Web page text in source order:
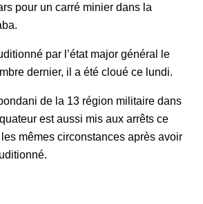
pour un carré minier dans la
par l’état major général le
dernier, il a été cloué ce lundi.
de la 13 région militaire dans
est aussi mis aux arrêts ce
mêmes circonstances après avoir